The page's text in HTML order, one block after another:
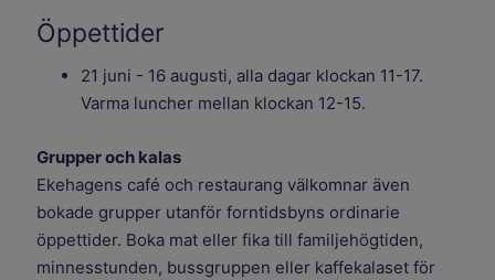
Öppettider
21 juni - 16 augusti, alla dagar klockan 11-17.
Varma luncher mellan klockan 12-15.
Grupper och kalas
Ekehagens café och restaurang välkomnar även
bokade grupper utanför forntidsbyns ordinarie
öppettider. Boka mat eller fika till familjehögtiden,
minnesstunden, bussgruppen eller kaffekalaset för